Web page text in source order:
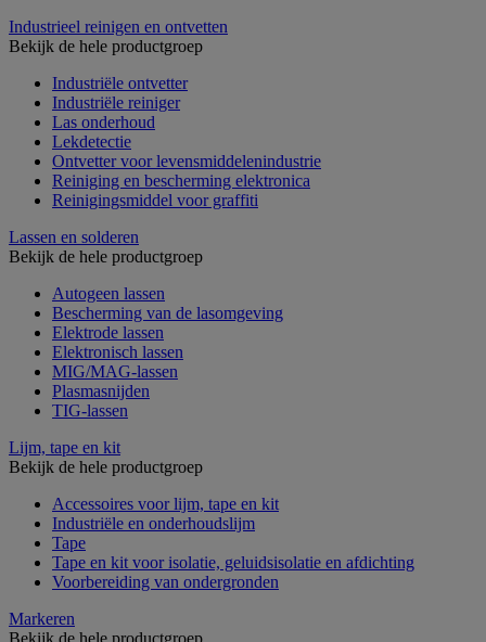
Industrieel reinigen en ontvetten
Bekijk de hele productgroep
Industriële ontvetter
Industriële reiniger
Las onderhoud
Lekdetectie
Ontvetter voor levensmiddelenindustrie
Reiniging en bescherming elektronica
Reinigingsmiddel voor graffiti
Lassen en solderen
Bekijk de hele productgroep
Autogeen lassen
Bescherming van de lasomgeving
Elektrode lassen
Elektronisch lassen
MIG/MAG-lassen
Plasmasnijden
TIG-lassen
Lijm, tape en kit
Bekijk de hele productgroep
Accessoires voor lijm, tape en kit
Industriële en onderhoudslijm
Tape
Tape en kit voor isolatie, geluidsisolatie en afdichting
Voorbereiding van ondergronden
Markeren
Bekijk de hele productgroep